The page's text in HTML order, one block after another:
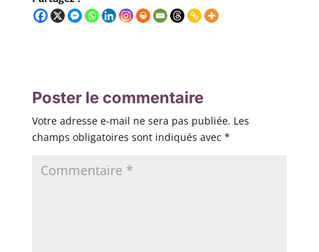
Poster le commentaire
Votre adresse e-mail ne sera pas publiée. Les
champs obligatoires sont indiqués avec *